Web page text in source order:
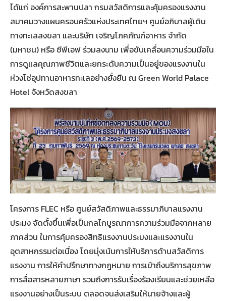
ได้แก่ องค์การสะพานปลา กรมสวัสดิการและคุ้มครองแรงงาน
สมาคมวางแผนครอบครัวแห่งประเทศไทยฯ ศูนย์อภิบาลผู้เดิน
ทางทะเลสงขลา และบริษัท เจริญโภคภัณฑ์อาหาร จำกัด
(มหาชน) หรือ ซีพีเอฟ ร่วมลงนาม เพื่อขับเคลื่อนความร่วมมือใน
การดูแลคุณภาพชีวิตและยกระดับความเป็นอยู่ของแรงงานใน
ห่วงโซ่อุปทานอาหารทะเลอย่างยั่งยืน ณ Green World Palace
Hotel จังหวัดสงขลา
โครงการ FLEC หรือ ศูนย์สวัสดิภาพและธรรมาภิบาลแรงงาน
ประมง จัดตั้งขึ้นเพื่อเป็นกลไกบูรณาการความร่วมมือจากหลาย
ภาคส่วน ในการคุ้มครองสิทธิแรงงานประมงและแรงงานใน
อุตสาหกรรมต่อเนื่อง โดยมุ่งเน้นการให้บริการด้านสวัสดิการ
แรงงาน การให้คำปรึกษาทางกฎหมาย การเข้าถึงบริการสุขภาพ
การสื่อสารหลายภาษา รวมถึงการรับเรื่องร้องเรียนและช่วยเหลือ
แรงงานอย่างเป็นระบบ ตลอดจนส่งเสริมให้นายจ้างและผู้